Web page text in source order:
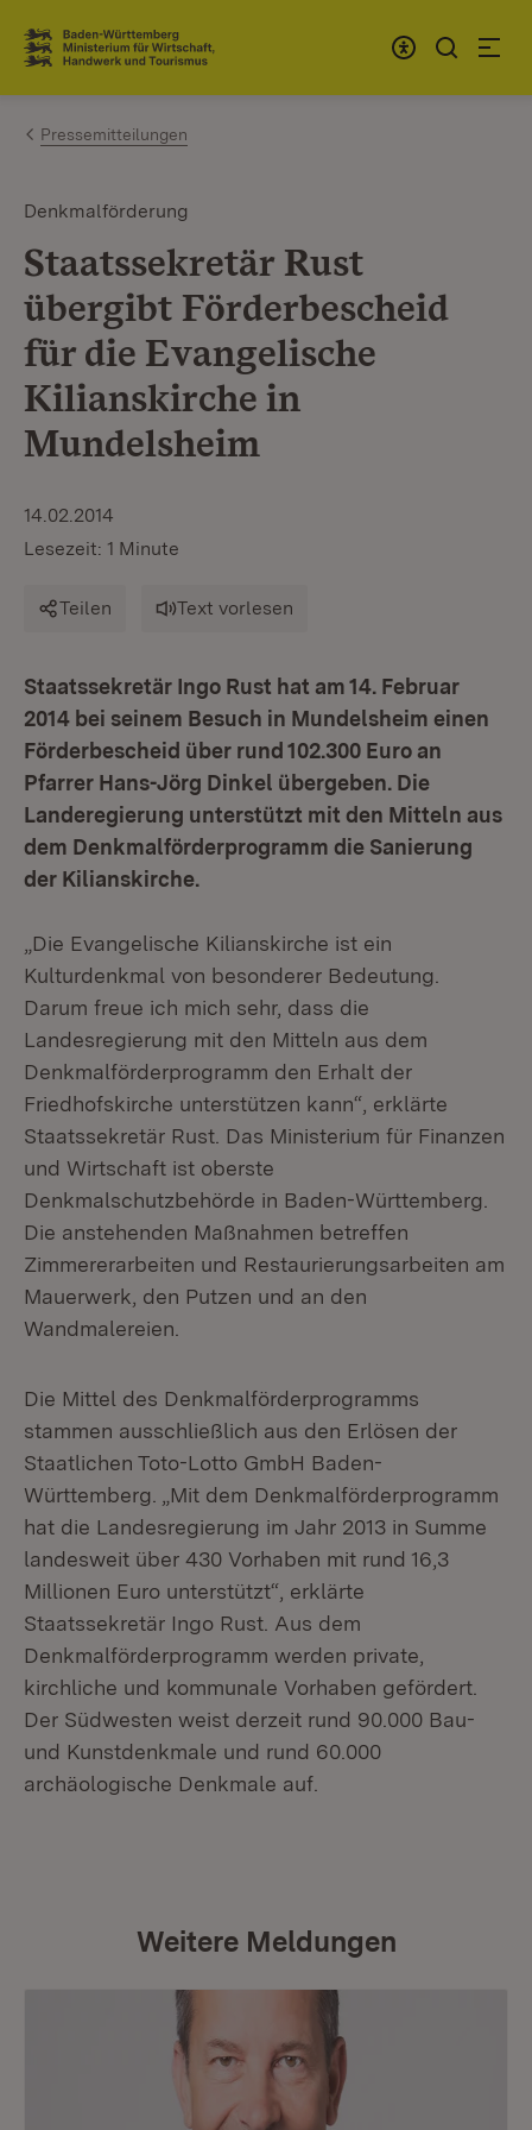
Zum Inhalt springen
Link zur Startseite
Pressemitteilungen
Denkmalförderung
Staatssekretär Rust
übergibt Förderbescheid
für die Evangelische
Kilianskirche in
Mundelsheim
14.02.2014
Lesezeit: 1 Minute
Teilen Text vorlesen
Staatssekretär Ingo Rust hat am 14. Februar
2014 bei seinem Besuch in Mundelsheim einen
Förderbescheid über rund 102.300 Euro an
Pfarrer Hans-Jörg Dinkel übergeben. Die
Landeregierung unterstützt mit den Mitteln aus
dem Denkmalförderprogramm die Sanierung
der Kilianskirche.
„Die Evangelische Kilianskirche ist ein
Kulturdenkmal von besonderer Bedeutung.
Darum freue ich mich sehr, dass die
Landesregierung mit den Mitteln aus dem
Denkmalförderprogramm den Erhalt der
Friedhofskirche unterstützen kann“, erklärte
Staatssekretär Rust. Das Ministerium für Finanzen
und Wirtschaft ist oberste
Denkmalschutzbehörde in Baden-Württemberg.
Die anstehenden Maßnahmen betreffen
Zimmererarbeiten und Restaurierungsarbeiten am
Mauerwerk, den Putzen und an den
Wandmalereien.
Die Mittel des Denkmalförderprogramms
stammen ausschließlich aus den Erlösen der
Staatlichen Toto-Lotto GmbH Baden-
Württemberg. „Mit dem Denkmalförderprogramm
hat die Landesregierung im Jahr 2013 in Summe
landesweit über 430 Vorhaben mit rund 16,3
Millionen Euro unterstützt“, erklärte
Staatssekretär Ingo Rust. Aus dem
Denkmalförderprogramm werden private,
kirchliche und kommunale Vorhaben gefördert.
Der Südwesten weist derzeit rund 90.000 Bau-
und Kunstdenkmale und rund 60.000
archäologische Denkmale auf.
Weitere Meldungen